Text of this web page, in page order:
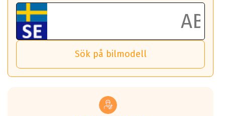
Det ska vara en betygsskala från klass A
till G för rullmotstånd.
Ett klass A däck kommer ha 6,5% bättre
bränsleförbrukning än ett klass G däck.
Det betyder att om man kör 10,000 km,
så sparar man 50 liter bränsle med ett
vilken körstil du använder.
Sök på bilmodell